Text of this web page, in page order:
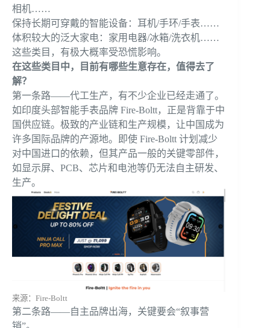
相机……
保持长期可穿戴的智能设备：耳机/手环/手表……
体积较大的泛大家电：家用电器/冰箱/洗衣机……
这些类目，有极大概率受恐慌影响。
在这些类目中，目前有哪些生意存在，值得去了
解？
第一条路——代工生产，有不少企业已经走通了。
如印度头部智能手表品牌 Fire-Boltt，正是背靠于中
国供应链。极致的产业链和生产规模，让中国成为
许多国际品牌的产源地。即使 Fire-Boltt 计划减少
对中国进口的依赖，但其产品一般的关键零部件，
如显示屏、PCB、芯片和电池等仍无法自主研发、
生产。
来源：Fire-Boltt
第二条路——自主品牌出海，关键要会“叙事营
销”。